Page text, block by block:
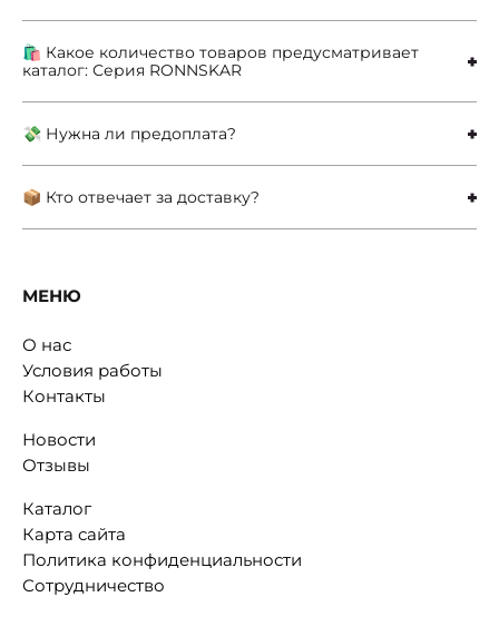
🛍 Какое количество товаров предусматривает
каталог: Серия RONNSKAR
💸 Нужна ли предоплата?
📦 Кто отвечает за доставку?
МЕНЮ
О нас
Условия работы
Контакты
Новости
Отзывы
Каталог
Карта сайта
Политика конфиденциальности
Сотрудничество